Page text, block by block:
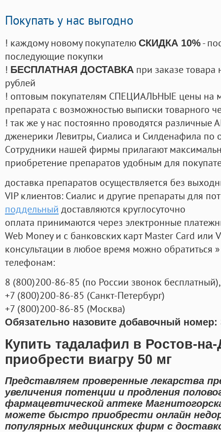
Покупать у нас выгодно
! каждому новому покупателю СКИДКА 10%-
последующие покупки
! БЕСПЛАТНАЯ ДОСТАВКА при заказе
рублей
! оптовым покупателям СПЕЦИАЛЬНЫЕ цены на
препарата с возможностью выписки товарного
! так же у нас постоянно проводятся
дженерики Левитры, Сиалиса и Силденафила по
Cотрудники нашей фирмы прилагают
приобретение препаратов удобным для
доставка препаратов осуществляется без
VIP клиентов: Сиалис и другие препараты для
поддельный доставляются круглосуточно
оплата принимаются через электронные
Web Money и с банковских карт Master Card или
консультации в любое время можно обратиться
телефонам:
8 (800)200-86-85 (по России звонок бесплатный),
+7 (800)200-86-85 (Санкт-Петербург)
+7 (800)200-86-85 (Москва)
Обязательно назовите добавочный номер:
Купить тадалафил в Ростов-
приобрести виагру 50 мг
Представляем проверенные лекарства
увеличения потенции и продления
фармацевтической аптеке
можете быстро приобрести онлайн
популярных медицинских фирм с